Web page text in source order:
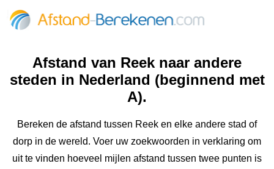
Afstand van Reek naar andere
steden in Nederland (beginnend met
A).
Bereken de afstand tussen Reek en elke andere stad of
dorp in de wereld. Voer uw zoekwoorden in verklaring om
uit te vinden hoeveel mijlen afstand tussen twee punten is